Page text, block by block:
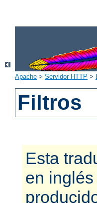
Apache > Servidor HTTP >
Filtros
Esta
en